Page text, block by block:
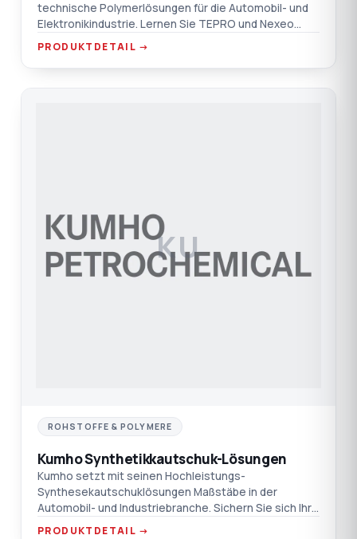
technische Polymerlösungen für die Automobil- und
Elektronikindustrie. Lernen Sie TEPRO und Nexeo
kennen.
PRODUKTDETAIL →
KU
ROHSTOFFE & POLYMERE
Kumho Synthetikkautschuk-Lösungen
Kumho setzt mit seinen Hochleistungs-
Synthesekautschuklösungen Maßstäbe in der
Automobil- und Industriebranche. Sichern Sie sich Ihre
Versorgung mit TEPRO und N
PRODUKTDETAIL →